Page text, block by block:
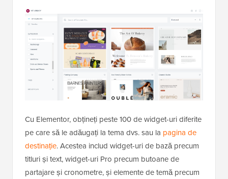
Cu Elementor, obțineți peste 100 de widget-uri diferite
pe care să le adăugați la tema dvs. sau la pagina de
destinație. Acestea includ widget-uri de bază precum
titluri și text, widget-uri Pro precum butoane de
partajare și cronometre, și elemente de temă precum